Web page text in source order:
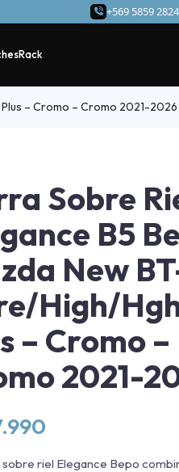
+569 5859
Rack
– Cromo – Cromo 2021-2026
Sobre
B5
New
High/
– Cromo –
2021-
riel Elegance Bepo